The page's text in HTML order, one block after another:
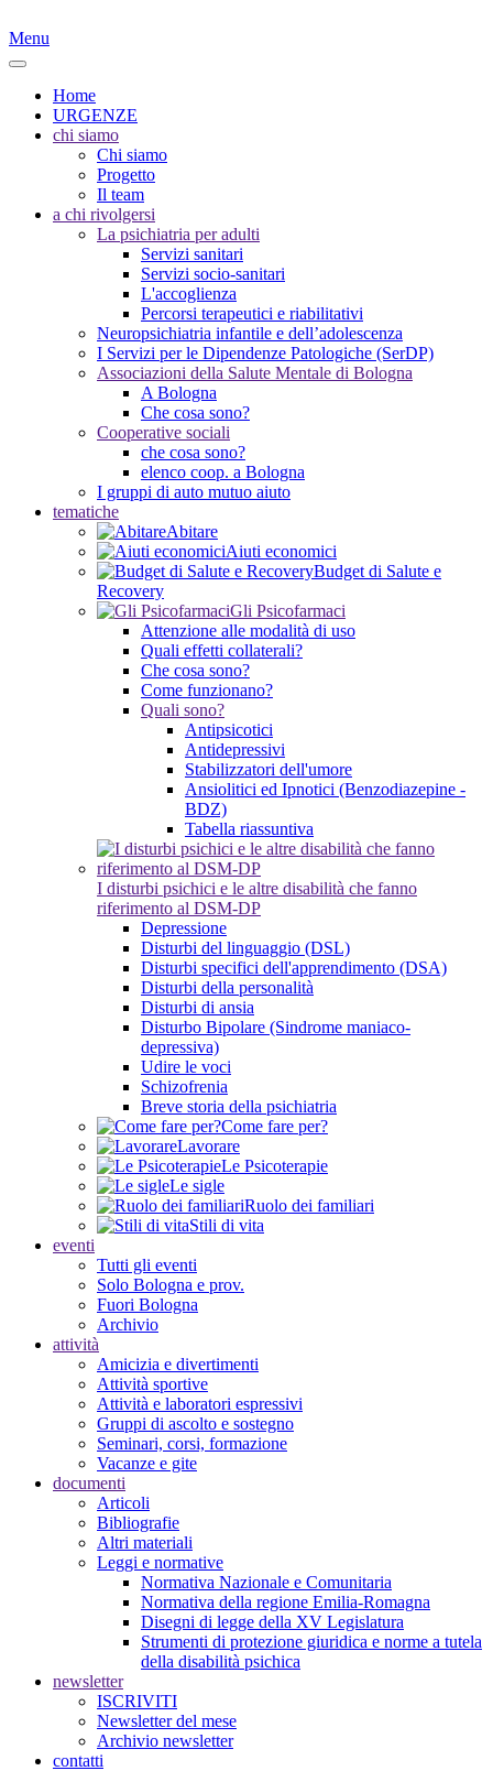
Menu
Home
URGENZE
chi siamo
Chi siamo
Progetto
Il team
a chi rivolgersi
La psichiatria per adulti
Servizi sanitari
Servizi socio-sanitari
L'accoglienza
Percorsi terapeutici e riabilitativi
Neuropsichiatria infantile e dell’adolescenza
I Servizi per le Dipendenze Patologiche (SerDP)
Associazioni della Salute Mentale di Bologna
A Bologna
Che cosa sono?
Cooperative sociali
che cosa sono?
elenco coop. a Bologna
I gruppi di auto mutuo aiuto
tematiche
Abitare
Aiuti economici
Budget di Salute e
Recovery
Gli Psicofarmaci
Attenzione alle modalità di uso
Quali effetti collaterali?
Che cosa sono?
Come funzionano?
Quali sono?
Antipsicotici
Antidepressivi
Stabilizzatori dell'umore
Ansiolitici ed Ipnotici (Benzodiazepine -
BDZ)
Tabella riassuntiva
I disturbi psichici e le altre disabilità che fanno
riferimento al DSM-DP
Depressione
Disturbi del linguaggio (DSL)
Disturbi specifici dell'apprendimento (DSA)
Disturbi della personalità
Disturbi di ansia
Disturbo Bipolare (Sindrome maniaco-
depressiva)
Udire le voci
Schizofrenia
Breve storia della psichiatria
Come fare per?
Lavorare
Le Psicoterapie
Le sigle
Ruolo dei familiari
Stili di vita
eventi
Tutti gli eventi
Solo Bologna e prov.
Fuori Bologna
Archivio
attività
Amicizia e divertimenti
Attività sportive
Attività e laboratori espressivi
Gruppi di ascolto e sostegno
Seminari, corsi, formazione
Vacanze e gite
documenti
Articoli
Bibliografie
Altri materiali
Leggi e normative
Normativa Nazionale e Comunitaria
Normativa della regione Emilia-Romagna
Disegni di legge della XV Legislatura
Strumenti di protezione giuridica e norme a tutela
della disabilità psichica
newsletter
ISCRIVITI
Newsletter del mese
Archivio newsletter
contatti